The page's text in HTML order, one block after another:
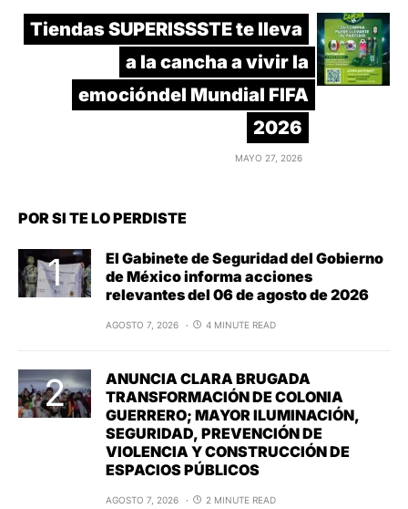
Tiendas SUPERISSSTE te lleva
a la cancha a vivir la
emocióndel Mundial FIFA
2026
MAYO 27, 2026
POR SI TE LO PERDISTE
El Gabinete de Seguridad del Gobierno
de México informa acciones
relevantes del 06 de agosto de 2026
AGOSTO 7, 2026 4 MINUTE READ
ANUNCIA CLARA BRUGADA
TRANSFORMACIÓN DE COLONIA
GUERRERO; MAYOR ILUMINACIÓN,
SEGURIDAD, PREVENCIÓN DE
VIOLENCIA Y CONSTRUCCIÓN DE
ESPACIOS PÚBLICOS
AGOSTO 7, 2026 2 MINUTE READ